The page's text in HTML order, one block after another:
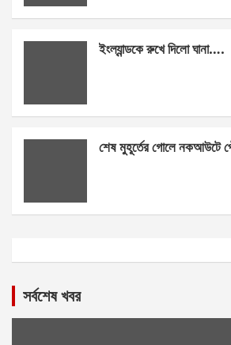
ইংল্যান্ডকে রুখে দিলো ঘানা….
শেষ মুহূর্তের গোলে নকআউটে
সর্বশেষ খবর